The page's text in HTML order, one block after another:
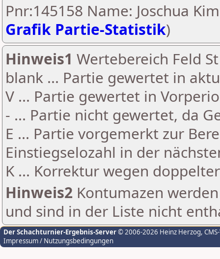
Pnr:145158 Name: Joschua
Grafik Partie-Statistik)
Hinweis1 Wertebereich Feld
blank ... Partie gewertet in
V ... Partie gewertet in
- ... Partie nicht gewertet, da
E ... Partie vorgemerkt zur
Einstiegselozahl in der
K ... Korrektur wegen
Hinweis2 Kontumazen
und sind in der Liste nicht
Der Schachturnier-Ergebnis-Server© 2006-2026 Heinz Herzog,
Impressum / Nutzungsbedingungen